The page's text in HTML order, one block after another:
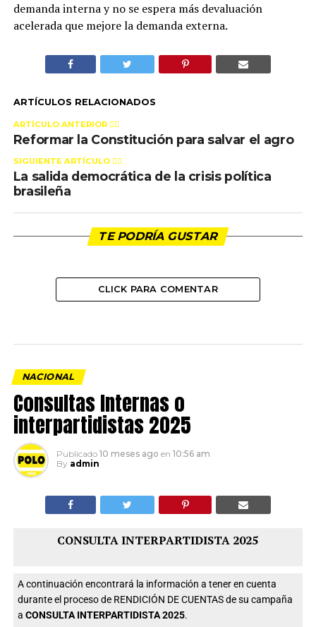
demanda interna y no se espera más devaluación
acelerada que mejore la demanda externa.
ARTÍCULOS RELACIONADOS
ARTÍCULO ANTERIOR 👉🏻
Reformar la Constitución para salvar el agro
SIGUIENTE ARTÍCULO 👈🏻
La salida democrática de la crisis política
brasileña
TE PODRÍA GUSTAR
CLICK PARA COMENTAR
NACIONAL
Consultas Internas o
interpartidistas 2025
Publicado 10 meses ago en 10:56 am
By admin
CONSULTA INTERPARTIDISTA 2025
A continuación encontrará la información a tener en cuenta
durante el proceso de RENDICIÓN DE CUENTAS de su campaña
a CONSULTA INTERPARTIDISTA 2025.